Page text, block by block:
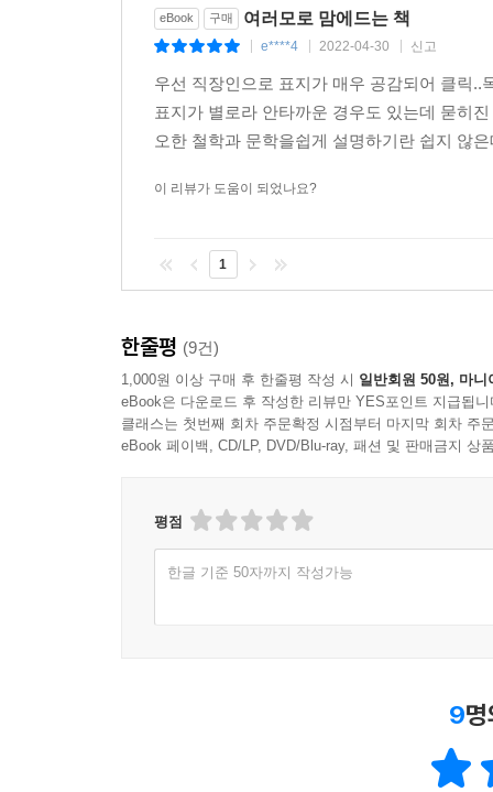
리고 앞으로 해야 할 일들이 나를 나답게 살도록
---「한탕에 빠져 투자했다 많은 돈을 잃었다」중
돈 없이 어떻게 살 수 있단 말인가? 소크라테스
원에게 따져 물었을 것이다. 철학과를 나와 변변
사원을 구원해 주었다. 자신에게 밥을 주는 분이
eBook 구매 여러모로 맘에드는 책
e****4 2022-04-30 신고
우선 직장인으로 표지가 매우 공감되어 클릭
표지가 별로라 안타까운 경우도 있는데 묻히
오한 철학과 문학을쉽게 설명하기란 쉽지 않
이 리뷰가 도움이 되었나요?
1
한줄평 (9건)
1,000원 이상 구매 후 한줄평 작성 시 일반회원 50원, 마니
eBook은 다운로드 후 작성한 리뷰만 YES포인트 지급됩니
클래스는 첫번째 회차 주문확정 시점부터 마지막 회차 주
eBook 페이백, CD/LP, DVD/Blu-ray, 패션 및 판매금지 상
평점
한글 기준 50자까지 작성가능
9